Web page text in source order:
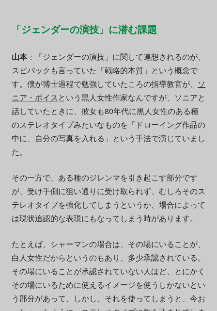
「ジェンダーの演技」に潜む課題
山本：「ジェンダーの演技」に関して連想されるのが、
スピバックも言っていた「戦略的本質」という概念で
す。僕が博士過程で勉強していたころの指導教官が、 ソ
ニア・ボイスという黒人女性作家なんですが、ソニアと
話していたときに、彼女も80年代に黒人女性のある種
のステレオタイプみたいなものを「ドローイング作品の
中に、自分の写真を入れる」という手法で演じていまし
た。
その一方で、ある種のジレンマを引き起こす部分です
が、受け手側に狙い通りに受け取られず、むしろそのス
テレオタイプを強化してしまうというか、場合によって
は現状追認的な表現にもなってしまう時があります。
たとえば、シャーマンの場合は、その場にいることが、
白人女性だからというのもあり、多少承認されている。
その場にいることが承認されていない人ほど、とにかく
その場にいるために使えるイメージを使うしかないとい
う部分があって、しかし、それを使ってしまうと、今お